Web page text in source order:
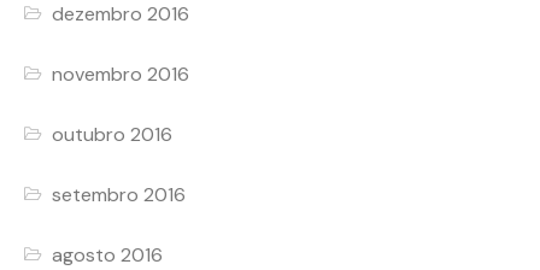
dezembro 2016
novembro 2016
outubro 2016
setembro 2016
agosto 2016